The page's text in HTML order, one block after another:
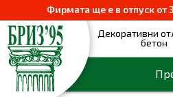
Фирмата ще е в отпуск от
Декоративни
бетон